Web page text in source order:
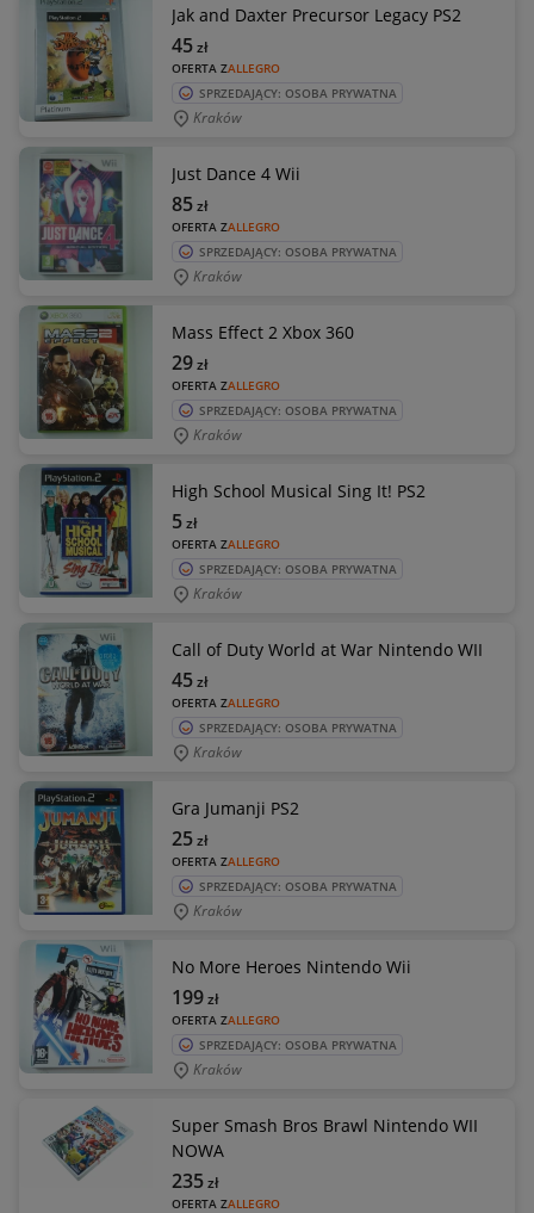
Jak and Daxter Precursor Legacy PS2
OFERTA ZALLEGRO
45zł
SPRZEDAJĄCY: OSOBA PRYWATNA
Kraków
Just Dance 4 Wii
OFERTA ZALLEGRO
85zł
SPRZEDAJĄCY: OSOBA PRYWATNA
Kraków
Mass Effect 2 Xbox 360
OFERTA ZALLEGRO
29zł
SPRZEDAJĄCY: OSOBA PRYWATNA
Kraków
High School Musical Sing It! PS2
OFERTA ZALLEGRO
5zł
SPRZEDAJĄCY: OSOBA PRYWATNA
Kraków
Call of Duty World at War Nintendo WII
OFERTA ZALLEGRO
45zł
SPRZEDAJĄCY: OSOBA PRYWATNA
Kraków
Gra Jumanji PS2
OFERTA ZALLEGRO
25zł
SPRZEDAJĄCY: OSOBA PRYWATNA
Kraków
No More Heroes Nintendo Wii
OFERTA ZALLEGRO
199zł
SPRZEDAJĄCY: OSOBA PRYWATNA
Kraków
Super Smash Bros Brawl Nintendo WII
NOWA
OFERTA ZALLEGRO
235zł